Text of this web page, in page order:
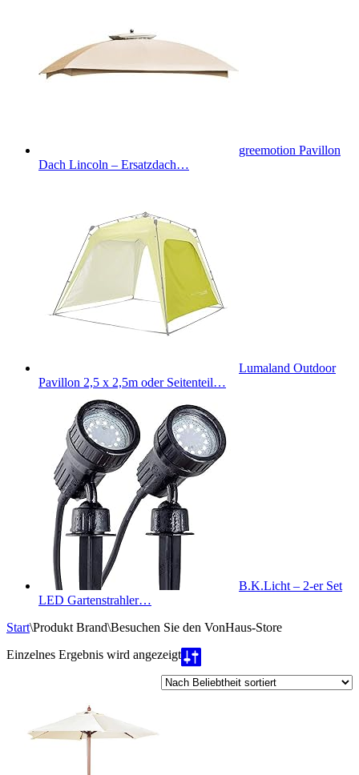
greemotion Pavillon
Dach Lincoln – Ersatzdach…
Lumaland Outdoor
Pavillon 2,5 x 2,5m oder Seitenteil…
B.K.Licht – 2-er Set
LED Gartenstrahler…
Start\Produkt Brand\Besuchen Sie den VonHaus-Store
Einzelnes Ergebnis wird angezeigt